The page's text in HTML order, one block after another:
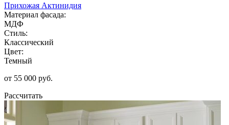
Прихожая Актинидия
Материал фасада:
МДФ
Стиль:
Классический
Цвет:
Темный
от 55 000 руб.
Рассчитать